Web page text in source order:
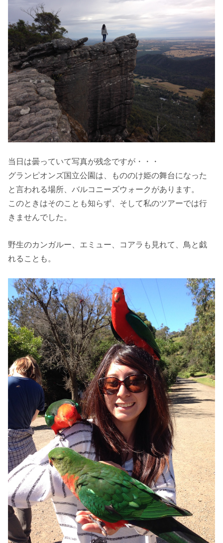
当日は曇っていて写真が残念ですが・・・
グランピオンズ国立公園は、もののけ姫の舞台になった
と言われる場所、バルコニーズウォークがあります。
このときはそのことも知らず、そして私のツアーでは行
きませんでした。
野生のカンガルー、エミュー、コアラも見れて、鳥と戯
れることも。